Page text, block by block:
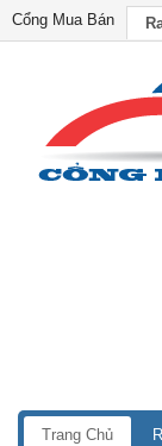
Cổng Mua Bán
Trang Chủ